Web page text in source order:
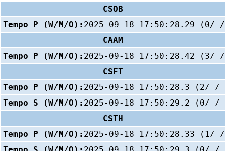
CSOB
Tempo P (W/M/O): 2025-09-18 17:50:28.29 (0/
CAAM
Tempo P (W/M/O): 2025-09-18 17:50:28.42 (3/
CSFT
Tempo P (W/M/O): 2025-09-18 17:50:28.3 (2/ /
Tempo S (W/M/O): 2025-09-18 17:50:29.2 (0/ /
CSTH
Tempo P (W/M/O): 2025-09-18 17:50:28.33 (1/